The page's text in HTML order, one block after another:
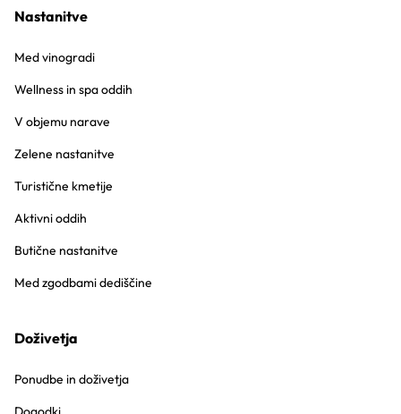
Nastanitve
Med vinogradi
Wellness in spa oddih
V objemu narave
Zelene nastanitve
Turistične kmetije
Aktivni oddih
Butične nastanitve
Med zgodbami dediščine
Doživetja
Ponudbe in doživetja